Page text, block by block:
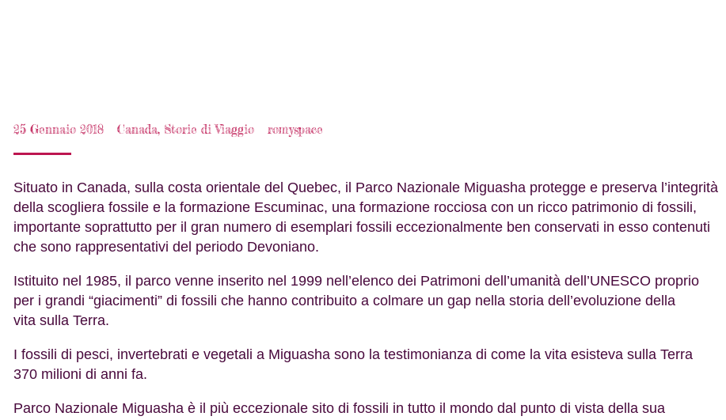
25 Gennaio 2018 Canada, Storie di Viaggio romyspace
Situato in Canada, sulla costa orientale del Quebec, il Parco Nazionale Miguasha protegge e preserva l’integrità
della scogliera fossile e la formazione Escuminac, una formazione rocciosa con un ricco patrimonio di fossili,
importante soprattutto per il gran numero di esemplari fossili eccezionalmente ben conservati in esso contenuti
che sono rappresentativi del periodo Devoniano.
Istituito nel 1985, il parco venne inserito nel 1999 nell’elenco dei Patrimoni dell’umanità dell’UNESCO proprio
per i grandi “giacimenti” di fossili che hanno contribuito a colmare un gap nella storia dell’evoluzione della
vita sulla Terra.
I fossili di pesci, invertebrati e vegetali a Miguasha sono la testimonianza di come la vita esisteva sulla Terra
370 milioni di anni fa.
Parco Nazionale Miguasha è il più eccezionale sito di fossili in tutto il mondo dal punto di vista della sua